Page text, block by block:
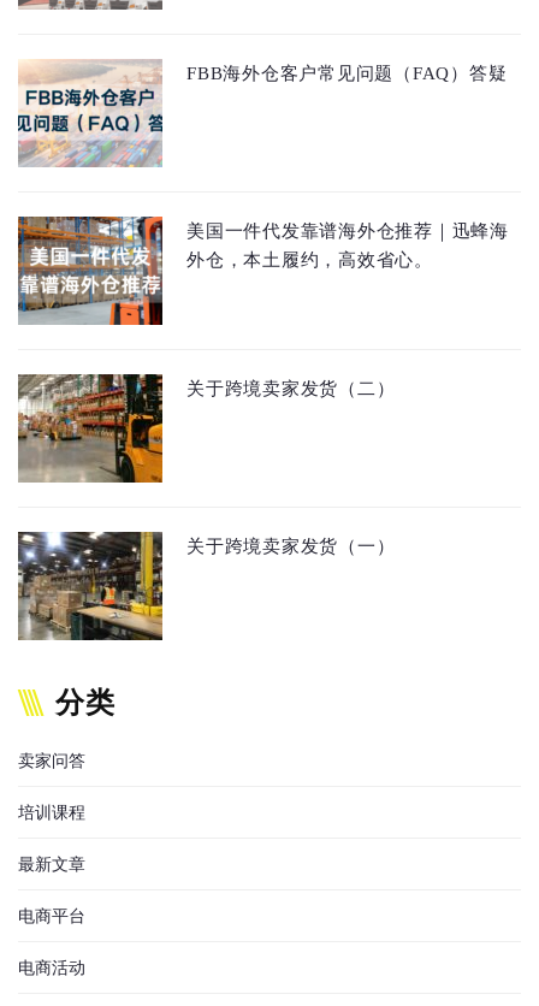
FBB海外仓客户常见问题（FAQ）答疑
美国一件代发靠谱海外仓推荐｜迅蜂海
外仓，本土履约，高效省心。
关于跨境卖家发货（二）
关于跨境卖家发货（一）
分类
卖家问答
培训课程
最新文章
电商平台
电商活动